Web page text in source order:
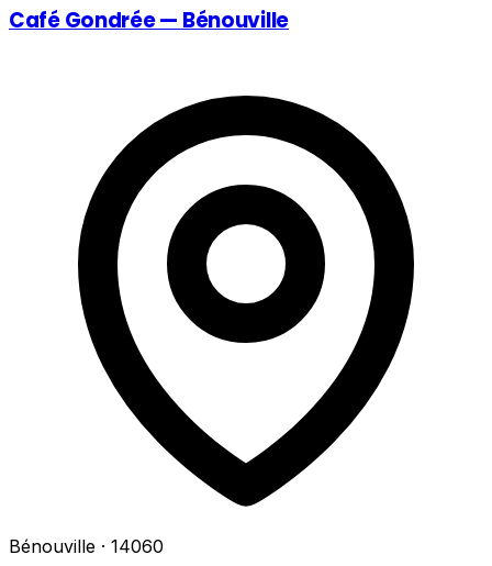
Café Gondrée — Bénouville
Bénouville · 14060